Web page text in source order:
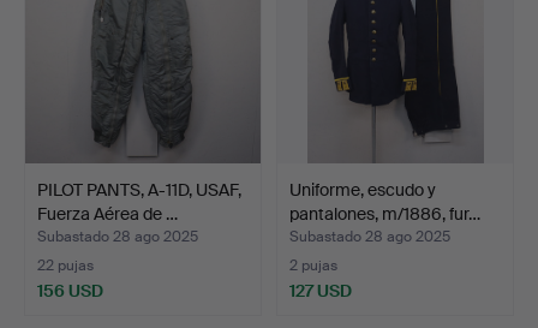
PILOT PANTS, A-11D, USAF,
Fuerza Aérea de …
Subastado 28 ago 2025
22 pujas
156 USD
Uniforme, escudo y
pantalones, m/1886, fur…
Subastado 28 ago 2025
2 pujas
127 USD